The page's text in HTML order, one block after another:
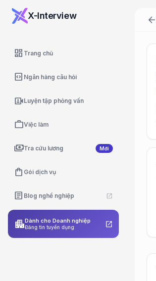
X-Interview
dashboard Trang chủ
code_blocks Ngân hàng câu hỏi
video_camera_frontLuyện tập phỏng vấn
workViệc làm
paymentsTra cứu lương Mới
shopping_bag Gói dịch vụ
article Blog nghề nghiệp open_in_new
apartmentDành cho Doanh nghiệp
Đăng tin tuyển dụng open_in_new
arrow_back